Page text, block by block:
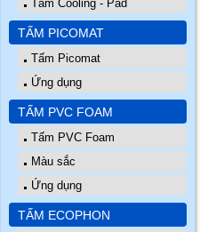
Tấm Cooling - Pad
TẤM PICOMAT
Tấm Picomat
Ứng dụng
TẤM PVC FOAM
Tấm PVC Foam
Màu sắc
Ứng dụng
TẤM ECOPHON